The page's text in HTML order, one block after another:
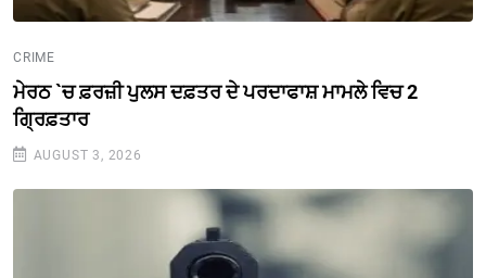
CRIME
ਮੇਰਠ `ਚ ਫ਼ਰਜ਼ੀ ਪੁਲਸ ਦਫ਼ਤਰ ਦੇ ਪਰਦਾਫਾਸ਼ ਮਾਮਲੇ ਵਿਚ 2
ਗ੍ਰਿਫ਼ਤਾਰ
AUGUST 3, 2026